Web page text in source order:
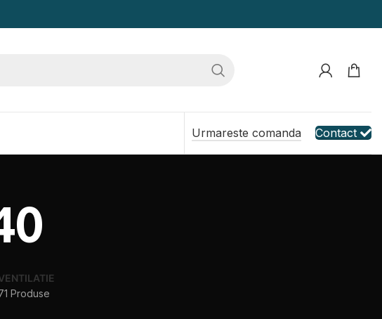
Urmareste comanda Contact
Produse